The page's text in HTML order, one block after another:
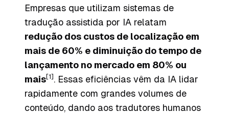
Empresas que utilizam sistemas de
tradução assistida por IA relatam
redução dos custos de localização em
mais de 60% e diminuição do tempo de
lançamento no mercado em 80% ou
mais[1] . Essas eficiências vêm da IA lidar
rapidamente com grandes volumes de
conteúdo, dando aos tradutores humanos